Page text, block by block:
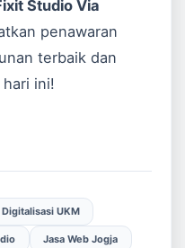
Studio Via
penawaran
terbaik dan
ini!
Digitalisasi UKM
Jasa Web Jogja